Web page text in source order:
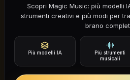
Usa una sezione chiara di 10-30
hook, linea vocale o frase
silenzio, parlato pesante o rumori
L'identificazione delle
Scopri Magic Music: più modelli
strumenti creativi e più modi per
brano
Più modelli IA
Più strumenti
musicali